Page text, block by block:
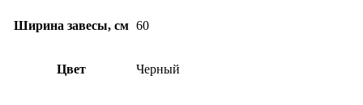
Ширина завесы, см 60
Цвет Черный